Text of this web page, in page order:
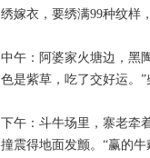
绣嫁衣，要绣满99种纹样
中午：阿婆家火塘边，黑
色是紫草，吃了交好运。
下午：斗牛场里，寨老牵
撞震得地面发颤。“赢的